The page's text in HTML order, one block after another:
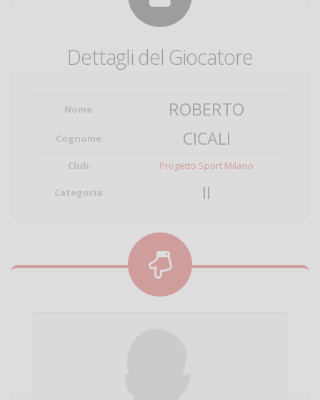
Dettagli del Giocatore
Nome: ROBERTO
Cognome: CICALI
Club: Progetto Sport Milano
Categoria: II